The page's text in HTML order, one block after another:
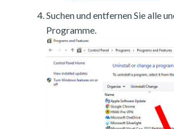
Suchen und entfernen Sie alle
Programme.